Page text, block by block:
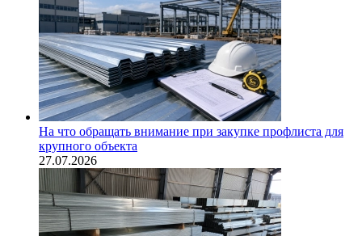
На что обращать внимание при закупке профлиста для
крупного объекта
27.07.2026